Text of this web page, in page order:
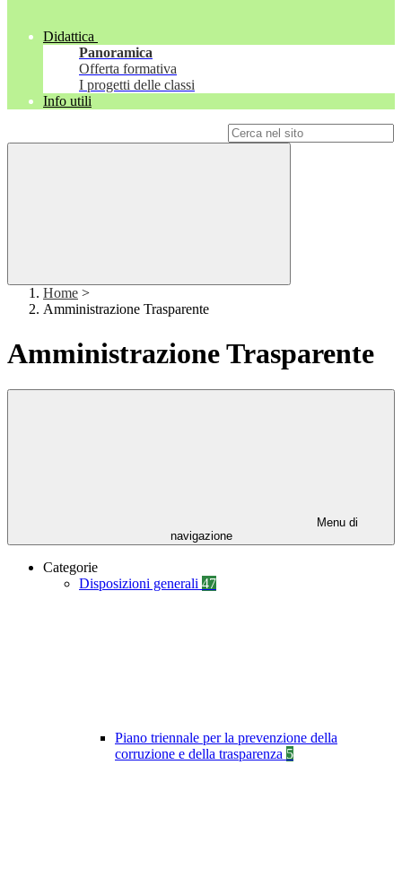
Didattica
Panoramica
Offerta formativa
I progetti delle classi
Info utili
Home >
Amministrazione Trasparente
Amministrazione Trasparente
Menu di
navigazione
Categorie
Disposizioni generali 47
Piano triennale per la prevenzione della
corruzione e della trasparenza 5